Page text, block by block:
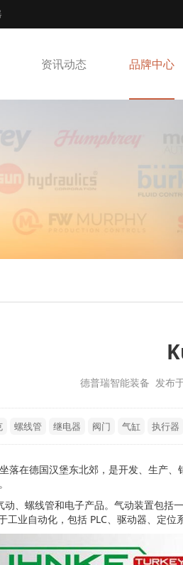
资讯动态 品牌中心
德普瑞智能装备 发布
螺线管 继电器 阀门 气缸 执行器
落在德国汉堡东北郊，是开发、生产、
、螺线管和电子产品。气动装置包括
业自动化，包括 PLC、驱动器、定位